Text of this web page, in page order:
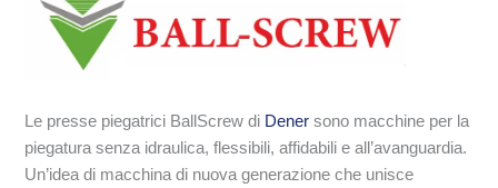
Le presse piegatrici BallScrew di Denersono macchine per la
piegatura senza idraulica, flessibili, affidabili e all’avanguardia.
Un’idea di macchina di nuova generazione che unisce